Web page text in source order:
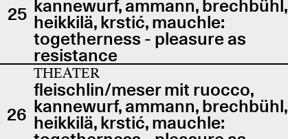
25 kannewurf, ammann, brechbühl,
heikkilä, krstić, mauchle:
togetherness - pleasure as
resistance
26
THEATER
fleischlin/meser mit ruocco,
kannewurf, ammann, brechbühl,
heikkilä, krstić, mauchle: